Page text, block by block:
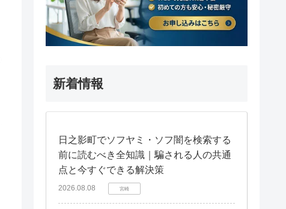
新着情報
日之影町でソフヤミ・ソフ闇を検索する
前に読むべき全知識｜騙される人の共通
点と今すぐできる解決策
2026.08.08 宮崎